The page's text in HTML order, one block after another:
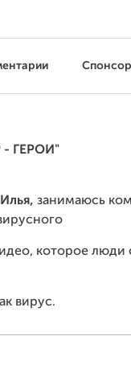
- ГЕРОИ"
занимаюсь
которое люди
вирус.